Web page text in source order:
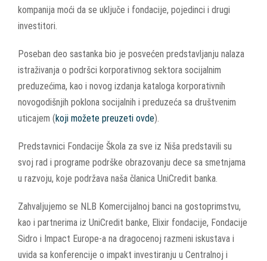
kompanija moći da se uključe i fondacije, pojedinci i drugi
investitori.
Poseban deo sastanka bio je posvećen predstavljanju nalaza
istraživanja o podršci korporativnog sektora socijalnim
preduzećima, kao i novog izdanja kataloga korporativnih
novogodišnjih poklona socijalnih i preduzeća sa društvenim
uticajem (koji možete preuzeti ovde).
Predstavnici Fondacije Škola za sve iz Niša predstavili su
svoj rad i programe podrške obrazovanju dece sa smetnjama
u razvoju, koje podržava naša članica UniCredit banka.
Zahvaljujemo se NLB Komercijalnoj banci na gostoprimstvu,
kao i partnerima iz UniCredit banke, Elixir fondacije, Fondacije
Sidro i Impact Europe-a na dragocenoj razmeni iskustava i
uvida sa konferencije o impakt investiranju u Centralnoj i